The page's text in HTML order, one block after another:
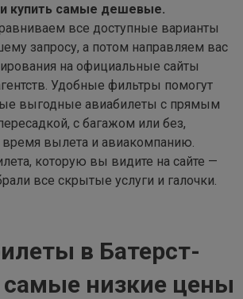
купить самые дешевые.
все доступные варианты
запросу, а потом направляем вас
на официальные сайты
Удобные фильтры помогут
выгодные авиабилеты с прямым
с багажом или без,
вылета и авиакомпанию.
которую вы видите на сайте —
все скрытые услуги и галочки.
в Батерст-
низкие цены